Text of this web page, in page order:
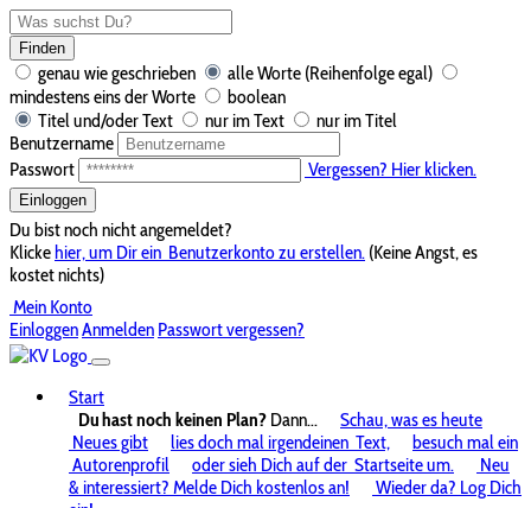
Finden
genau wie geschrieben
alle Worte (Reihenfolge egal)
mindestens eins der Worte
boolean
Titel und/oder Text
nur im Text
nur im Titel
Benutzername
Passwort
Vergessen? Hier klicken.
Einloggen
Du bist noch nicht angemeldet?
Klickehier, um Dir ein Benutzerkonto zu erstellen. (Keine Angst, es
kostet nichts)
Mein Konto
EinloggenAnmelden Passwort vergessen?
Start
Du hast noch keinen Plan? Dann...
Schau, was es heute
Neues gibt
lies doch mal irgendeinen Text,
besuch mal ein
Autorenprofil
oder sieh Dich auf der Startseite um.
Neu
& interessiert? Melde Dich kostenlos an!
Wieder da? Log Dich